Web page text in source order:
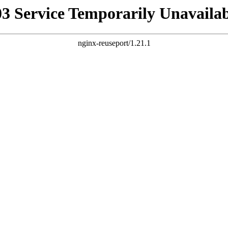
Service Temporarily
nginx-reuseport/1.21.1